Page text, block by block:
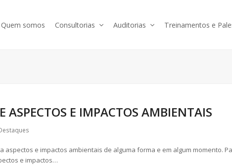
Quem somos Consultorias Auditorias Treinamentos e
E IMPACTOS AMBIENTAIS
aspectos e impactos ambientais de alguma forma e em algum momento.
e impactos…